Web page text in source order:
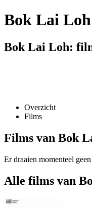
Bok Lai Loh
Bok Lai Loh:
Overzicht
Films
Films van Bok
Er draaien momenteel
Alle films van